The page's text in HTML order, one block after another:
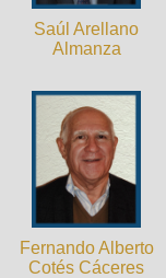
Saúl Arellano
Almanza
Fernando Alberto
Cotés Cáceres